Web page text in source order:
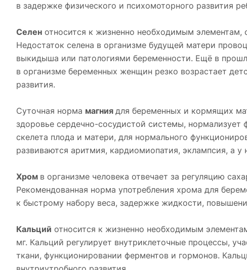
в задержке физического и психомоторного развития
Селен относится к жизненно необходимым элементам,
Недостаток селена в организме будущей матери
выкидыша или патологиями беременности. Ещё в
в организме беременных женщин резко возрастает
развития.
Суточная норма магния для беременных и кормящих
здоровье сердечно-сосудистой системы,
скелета плода и матери, для нормального
развиваются аритмия, кардиомиопатия, эклампсия, а
Хром в организме человека отвечает за регуляцию
Рекомендованная норма употребления хрома для
к быстрому набору веса, задержке жидкости,
Кальций относится к жизненно необходимым
мг. Кальций регулирует внутриклеточные процессы,
ткани, функционировании ферментов и гормонов.